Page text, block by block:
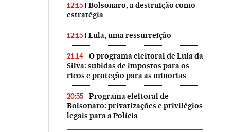
12:15
Bolsonaro, a destruição como
estratégia
12:15 Lula, uma ressurreição
21:14
O programa eleitoral de Lula da
Silva: subidas de impostos para os
ricos e proteção para as minorias
20:55
Programa eleitoral de
Bolsonaro: privatizações e privilégios
legais para a Polícia